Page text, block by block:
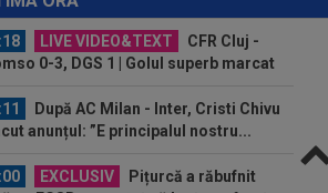
LIVE VIDEO&TEXT
CFR Cluj -
0-3, DGS 1 | Golul superb marcat
După AC Milan - Inter, Cristi Chivu
anunțul: ”E principalul nostru...
EXCLUSIV
Pițurcă a răbufnit